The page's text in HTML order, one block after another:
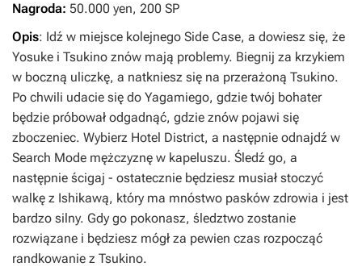
Nagroda: 50.000 yen, 200 SP
Opis: Idź w miejsce kolejnego Side Case, a dowiesz się, że
Yosuke i Tsukino znów mają problemy. Biegnij za krzykiem
w boczną uliczkę, a natkniesz się na przerażoną Tsukino.
Po chwili udacie się do Yagamiego, gdzie twój bohater
będzie próbował odgadnąć, gdzie znów pojawi się
zboczeniec. Wybierz Hotel District, a następnie odnajdź w
Search Mode mężczyznę w kapeluszu. Śledź go, a
następnie ścigaj - ostatecznie będziesz musiał stoczyć
walkę z Ishikawą, który ma mnóstwo pasków zdrowia i jest
bardzo silny. Gdy go pokonasz, śledztwo zostanie
rozwiązane i będziesz mógł za pewien czas rozpocząć
randkowanie z Tsukino.